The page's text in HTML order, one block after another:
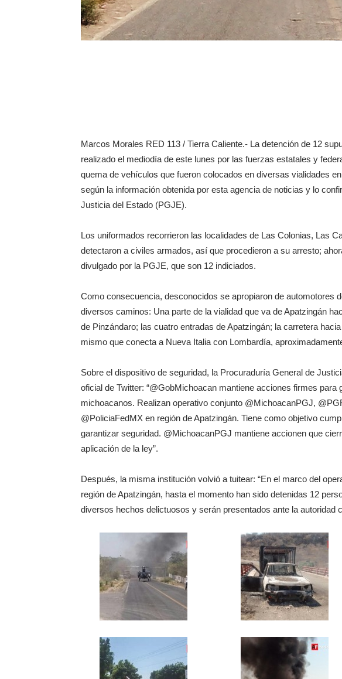
Marcos Morales RED 113 / Tierra Caliente.- La detención de 12
realizado el mediodía de este lunes por las fuerzas estatales y
quema de vehículos que fueron colocados en diversas vialidades
según la información obtenida por esta agencia de noticias y lo
Justicia del Estado (PGJE).
Los uniformados recorrieron las localidades de Las Colonias, Las
detectaron a civiles armados, así que procedieron a su arresto;
divulgado por la PGJE, que son 12 indiciados.
Como consecuencia, desconocidos se apropiaron de automotores
diversos caminos: Una parte de la vialidad que va de Apatzingán
de Pinzándaro; las cuatro entradas de Apatzingán; la carretera
mismo que conecta a Nueva Italia con Lombardía,
Sobre el dispositivo de seguridad, la Procuraduría General de
oficial de Twitter: “@GobMichoacan mantiene acciones firmes para
michoacanos. Realizan operativo conjunto @MichoacanPGJ,
@PoliciaFedMX en región de Apatzingán. Tiene como objetivo
garantizar seguridad. @MichoacanPGJ mantiene accionen que
aplicación de la ley”.
Después, la misma institución volvió a tuitear: “En el marco del
región de Apatzingán, hasta el momento han sido detenidas 12
diversos hechos delictuosos y serán presentados ante la autoridad